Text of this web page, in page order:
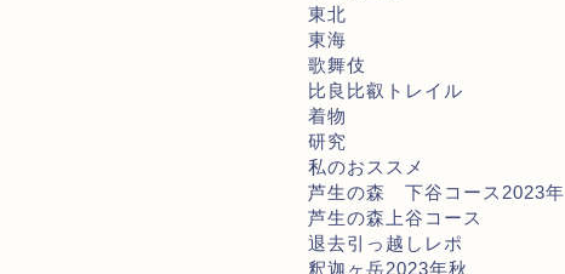
東北
東海
歌舞伎
比良比叡トレイル
着物
研究
私のおススメ
芦生の森 下谷コース2023年
芦生の森上谷コース
退去引っ越しレポ
釈迦ヶ岳2023年秋